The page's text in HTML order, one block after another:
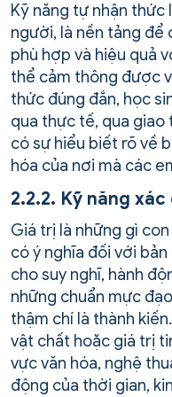
Kỹ năng tự nhận thức
người, là nền tảng để
phù hợp và hiệu quả
thể cảm thông được
thức đúng đắn, học
qua thực tế, qua giao
có sự hiểu biết rõ về
hóa của nơi mà các
2.2.2. Kỹ năng
Giá trị là những gì
có ý nghĩa đối với
cho suy nghĩ, hành
những chuẩn mực
thậm chí là thành
vật chất hoặc giá trị
vực văn hóa, nghệ
động của thời gian,